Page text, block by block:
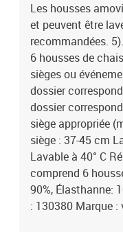
Les housses
et peuvent être
recommandées.
6 housses de
sièges ou
dossier
dossier
siège appropriée
siège : 37-45 cm
Lavable à 40° C
comprend 6
90%, Élasthanne:
: 130380 Marque :